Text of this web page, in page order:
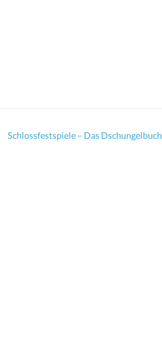
Schlossfestspiele – Das Dschungelbuch